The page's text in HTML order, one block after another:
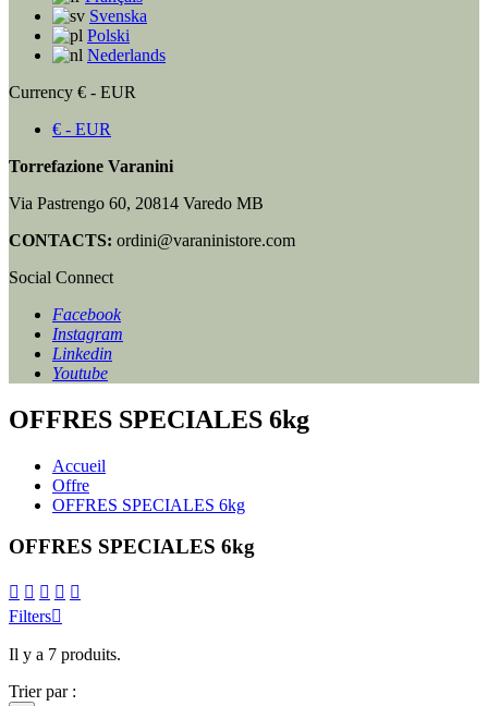
Svenska
Polski
Nederlands
Currency € - EUR
€ - EUR
Torrefazione Varanini
Via Pastrengo 60, 20814 Varedo MB
CONTACTS: ordini@varaninistore.com
Social Connect
Facebook
Instagram
Linkedin
Youtube
OFFRES SPECIALES 6kg
Accueil
Offre
OFFRES SPECIALES 6kg
OFFRES SPECIALES 6kg
    
Filters
Il y a 7 produits.
Trier par :